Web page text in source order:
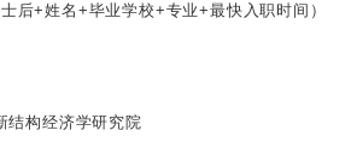
后+姓名+毕业学校+专业+最快入职时间）
结构经济学研究院